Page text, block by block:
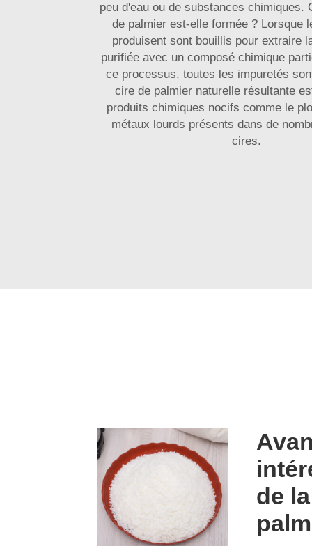
peu d'eau ou de substances chimiques.
de palmier est-elle formée ? Lorsque
produisent sont bouillis pour extraire
purifiée avec un composé chimique
ce processus, toutes les impuretés
cire de palmier naturelle résultante
produits chimiques nocifs comme le
métaux lourds présents dans de
cires.
de